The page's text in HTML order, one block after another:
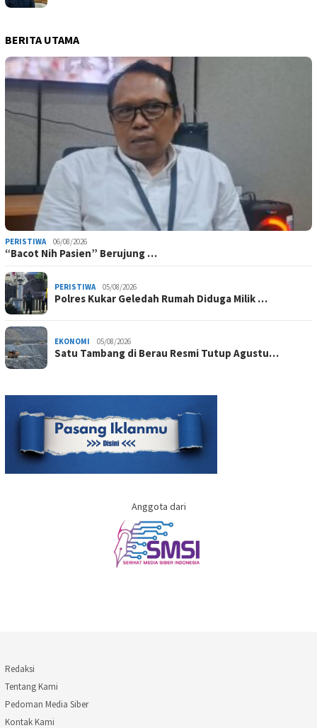
BERITA UTAMA
PERISTIWA 06/08/2026
“Bacot Nih Pasien” Berujung …
PERISTIWA 05/08/2026
Polres Kukar Geledah Rumah Diduga Milik …
EKONOMI 05/08/2026
Satu Tambang di Berau Resmi Tutup Agustu…
Anggota dari
Redaksi
Tentang Kami
Pedoman Media Siber
Kontak Kami